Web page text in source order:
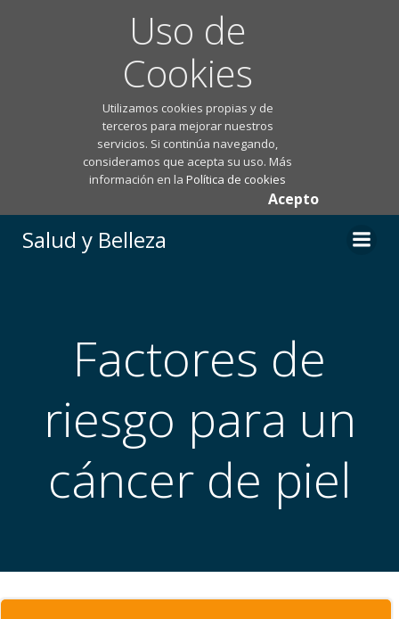
Uso de
Cookies
Utilizamos cookies propias y de
terceros para mejorar nuestros
servicios. Si continúa navegando,
consideramos que acepta su uso. Más
información en laPolítica de cookies
Acepto
Salud y Belleza
Factores de
riesgo para un
cáncer de piel